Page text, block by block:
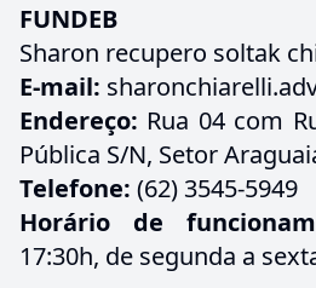
FUNDEB
Sharon recupero soltak
E-mail:
Endereço: Rua 04 com
Pública S/N, Setor
Telefone: (62) 3545-5949
Horário de
17:30h, de segunda a